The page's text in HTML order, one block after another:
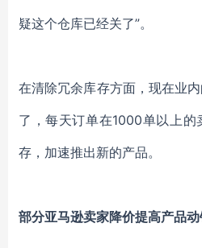
疑这个仓库已经关了”。
在清除冗余库存方面，现在业
了，每天订单在1000单以上的
存，加速推出新的产品。
部分亚马逊卖家降价提高产品